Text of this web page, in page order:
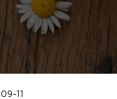
11